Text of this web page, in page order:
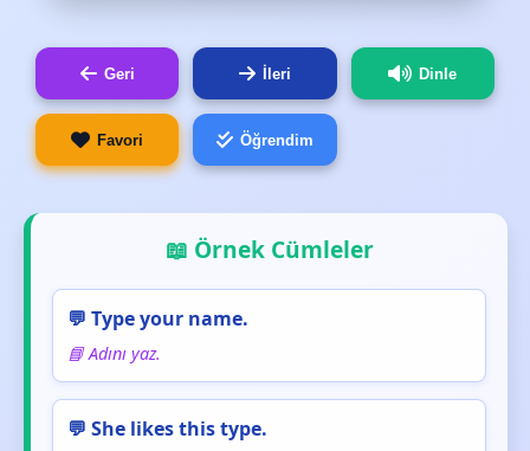
Geri İleri Dinle
Favori Öğrendim
📖 Örnek Cümleler
💬 Type your name.
📘 Adını yaz.
💬 She likes this type.